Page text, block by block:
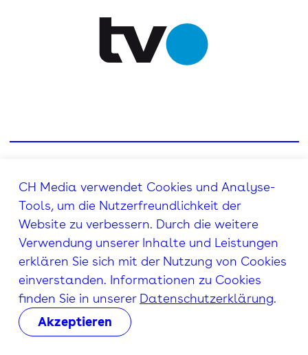
CH Media verwendet Cookies und Analyse-
Tools, um die Nutzerfreundlichkeit der
Website zu verbessern. Durch die weitere
Verwendung unserer Inhalte und Leistungen
erklären Sie sich mit der Nutzung von Cookies
einverstanden. Informationen zu Cookies
finden Sie in unserer Datenschutzerklärung.
Akzeptieren